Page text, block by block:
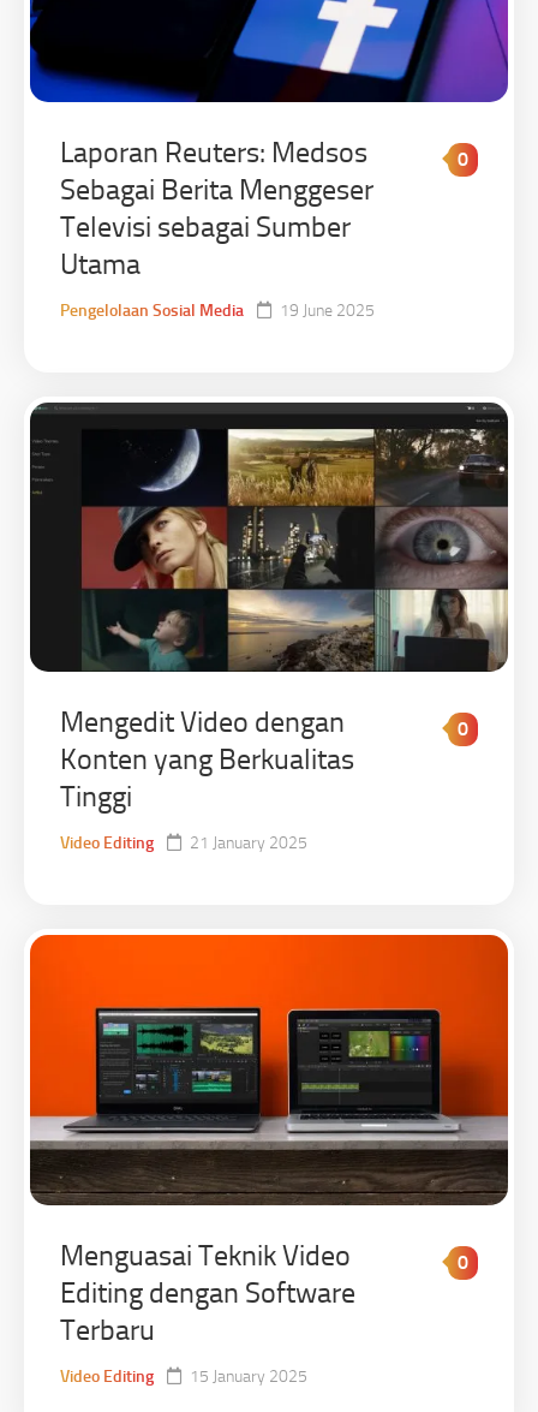
Laporan Reuters: Medsos
Sebagai Berita Menggeser
Televisi sebagai Sumber
Utama
0
Pengelolaan Sosial Media 19 June 2025
Mengedit Video dengan
Konten yang Berkualitas
Tinggi
0
Video Editing 21 January 2025
Menguasai Teknik Video
Editing dengan Software
Terbaru
0
Video Editing 15 January 2025